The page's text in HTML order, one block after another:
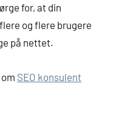
for, at din
og flere brugere
på nettet.
SEO konsulent